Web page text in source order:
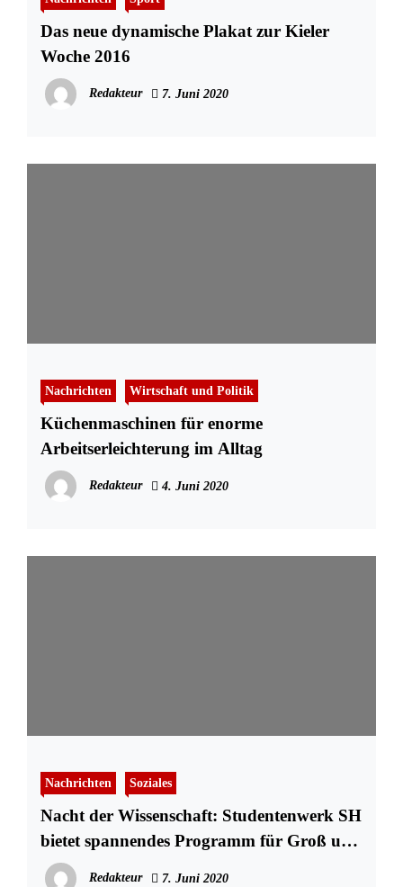
Das neue dynamische Plakat zur Kieler
Woche 2016
Redakteur 7. Juni 2020
Nachrichten Wirtschaft und Politik
Küchenmaschinen für enorme
Arbeitserleichterung im Alltag
Redakteur 4. Juni 2020
Nachrichten Soziales
Nacht der Wissenschaft: Studentenwerk SH
bietet spannendes Programm für Groß und
Klein
Redakteur 7. Juni 2020